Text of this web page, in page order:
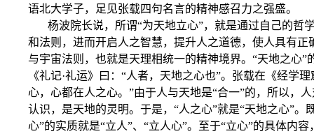
语北大学子，足见张载四句名言的精神感召力之强盛。
杨波院长说，所谓“为天地立心”，就是通过自己的哲
和法则，进而开启人之智慧，提升人之道德，使人具有正
与宇宙法则，也就是天理相统一的精神境界。“天地之心”
《礼记·礼运》曰：“人者，天地之心也”。张载在《经学
心，心都在人之心。”由于人与天地是“合一”的，所以，
认识，是天地的灵明。于是，“人之心”就是“天地之心”。
心”的实质就是“立人”、“立人心”。至于“立心”的具体内